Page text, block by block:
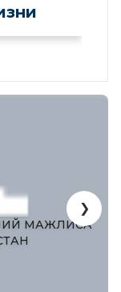
МАЖЛИСА
❯